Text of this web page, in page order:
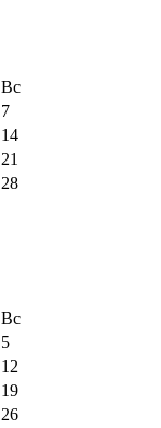
Вс
7
14
21
28
Вс
5
12
19
26